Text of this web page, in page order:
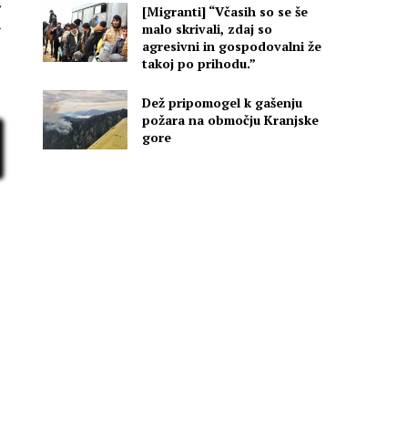
[Migranti] “Včasih so se še
malo skrivali, zdaj so
agresivni in gospodovalni že
takoj po prihodu.”
Dež pripomogel k gašenju
požara na območju Kranjske
gore